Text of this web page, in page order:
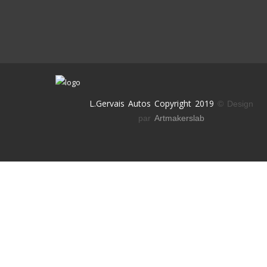
L.Gervais Autos Copyright 2019
© Design
par Artmakerslab